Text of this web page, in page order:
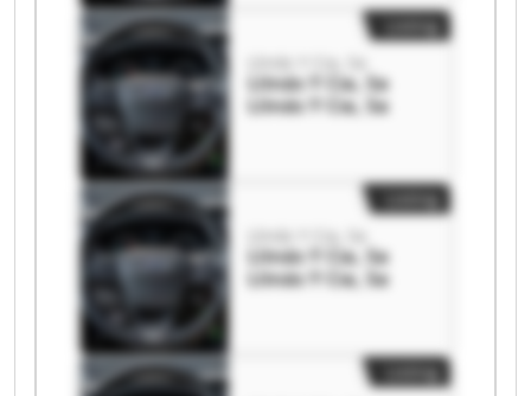
Llinás Y Cia, Sa
Llinás Y Cia, Sa
Llinás Y Cia, Sa
Llinás Y Cia, Sa
Llinás Y Cia, Sa
Llinás Y Cia, Sa